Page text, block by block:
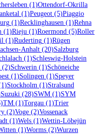
(1)Ottendorf-Okrilla
(1)Peugeot (5)Piaggio
(1)Recklinghausen (1)Rehna
(1)Rieju (1)Roermond (5)Roller
(1)Ruderting (1)Rügen
Anhalt (20)Salzburg
(1)Schleswig-Holstein
(2)Schwerin (1)Schöneiche
(1)Solingen (1)Speyer
Stockholm (1)Stralsund
Suzuki (28)SWM (1)SYM
TM (1)Torgau (1)Trier
(2)Voge (2)Vossenack
(1)Wels (1)Wettin-Löbejün
(1)Worms (2)Wurzen